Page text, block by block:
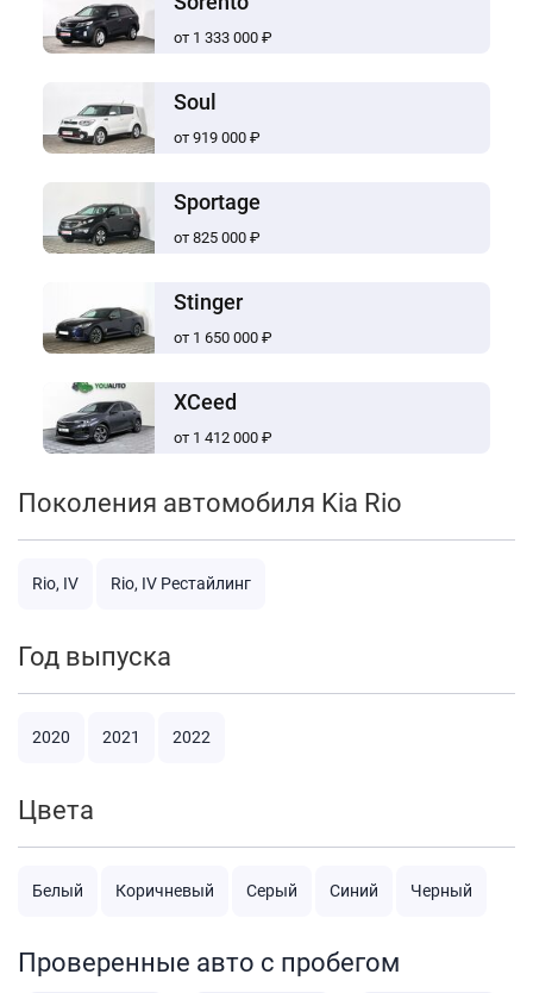
от 1 333 000 ₽
Soul
от 919 000 ₽
Sportage
от 825 000 ₽
Stinger
от 1 650 000 ₽
XCeed
от 1 412 000 ₽
Поколения автомобиля Kia Rio
Rio, IV Rio, IV Рестайлинг
Год выпуска
2020 2021 2022
Цвета
Белый Коричневый Серый Синий Черный
Проверенные авто с пробегом